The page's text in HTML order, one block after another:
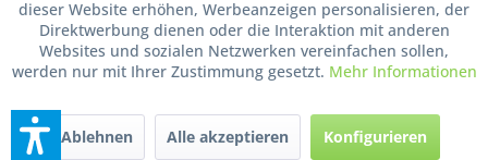
dieser Website erhöhen, Werbeanzeigen personalisieren, der
Direktwerbung dienen oder die Interaktion mit anderen
Websites und sozialen Netzwerken vereinfachen sollen,
werden nur mit Ihrer Zustimmung gesetzt. Mehr Informationen
Ablehnen Alle akzeptieren Konfigurieren